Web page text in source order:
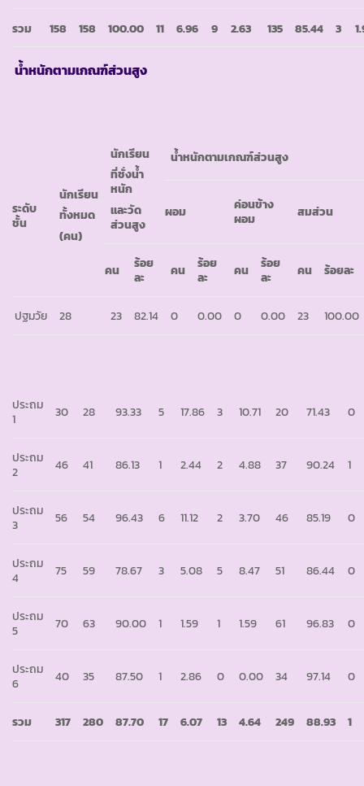
รวม 158 158 100.00 11 6.96 9 2.63 135 85.44 3 1
น้ำหนักตามเกณฑ์ส่วนสูง
ระดับ
ชั้น
นักเรียน
ทั้งหมด
(คน)
นักเรียน
ที่ชั่งน้ำ
หนัก
และวัด
ส่วนสูง
น้ำหนักตามเกณฑ์ส่วนสูง
ผอม
ค่อนข้าง
ผอม
สมส่วน
คน
ร้อย
ละ
คน
ร้อย
ละ
คน
ร้อย
ละ
คน ร้อยละ
ปฐมวัย 28 23 82.14 0 0.00 0 0.00 23 100.00
ประถม
1
30 28 93.33 5 17.86 3 10.71 20 71.43 0
ประถม
2
46 41 86.13 1 2.44 2 4.88 37 90.24 1
ประถม
3
56 54 96.43 6 11.12 2 3.70 46 85.19 0
ประถม
4
75 59 78.67 3 5.08 5 8.47 51 86.44 0
ประถม
5
70 63 90.00 1 1.59 1 1.59 61 96.83 0
ประถม
6
40 35 87.50 1 2.86 0 0.00 34 97.14 0
รวม 317 280 87.70 17 6.07 13 4.64 249 88.93 1